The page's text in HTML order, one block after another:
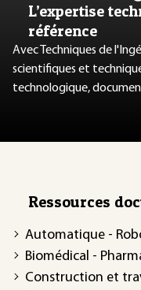
L’expertise
référence
Avec Techniques de
scientifiques et
technologique,
Ressources
Automatique -
Biomédical -
Construction et